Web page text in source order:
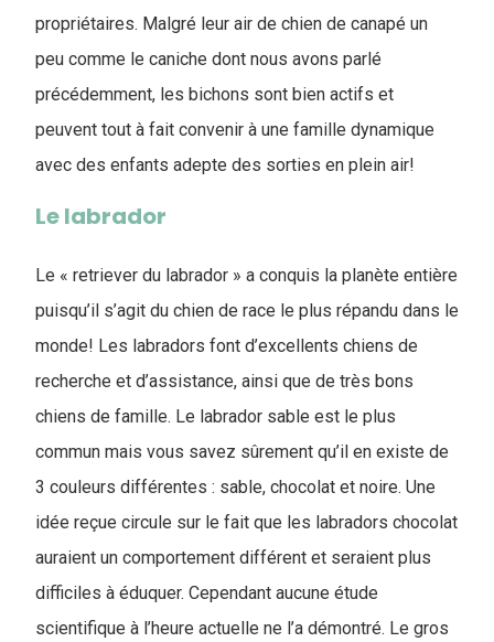
propriétaires. Malgré leur air de chien de canapé un
peu comme le caniche dont nous avons parlé
précédemment, les bichons sont bien actifs et
peuvent tout à fait convenir à une famille dynamique
avec des enfants adepte des sorties en plein air!
Le labrador
Le « retriever du labrador » a conquis la planète entière
puisqu’il s’agit du chien de race le plus répandu dans le
monde! Les labradors font d’excellents chiens de
recherche et d’assistance, ainsi que de très bons
chiens de famille. Le labrador sable est le plus
commun mais vous savez sûrement qu’il en existe de
3 couleurs différentes : sable, chocolat et noire. Une
idée reçue circule sur le fait que les labradors chocolat
auraient un comportement différent et seraient plus
difficiles à éduquer. Cependant aucune étude
scientifique à l’heure actuelle ne l’a démontré. Le gros